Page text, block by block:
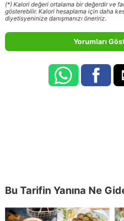
(*) Kalori değeri ortalama bir değerdir ve
gösterebilir. Kalori hesaplama için daha
diyetisyeninize danışmanızı öneririz.
Yorumları
Bu Tarifin Yanına Ne